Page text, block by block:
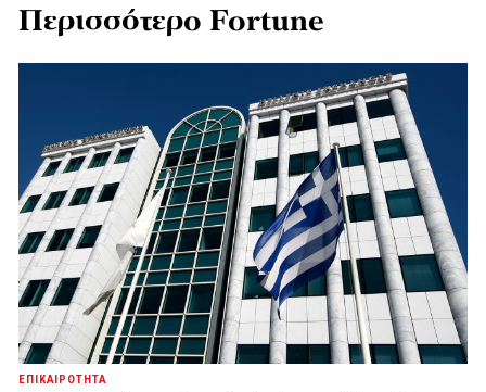
Περισσότερο Fortune
ΕΠΙΚΑΙΡΟΤΗΤΑ